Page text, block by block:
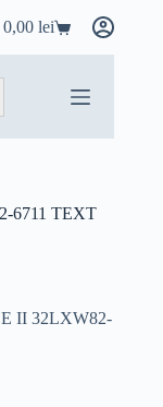
Coș
de
cumpărături
0,00lei
Button
6711 TEXT
II 32LXW82-